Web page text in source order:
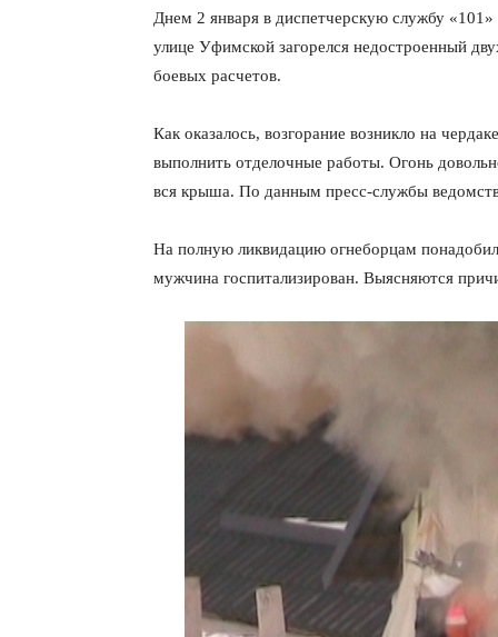
Днем 2 января в диспетчерскую службу
улице Уфимской загорелся недостроенный
боевых расчетов.
Как оказалось, возгорание возникло на
выполнить отделочные работы. Огонь
вся крыша. По данным пресс-службы
На полную ликвидацию огнеборцам
мужчина госпитализирован. Выясняются